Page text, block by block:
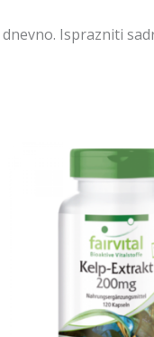
dnevno. Isprazniti